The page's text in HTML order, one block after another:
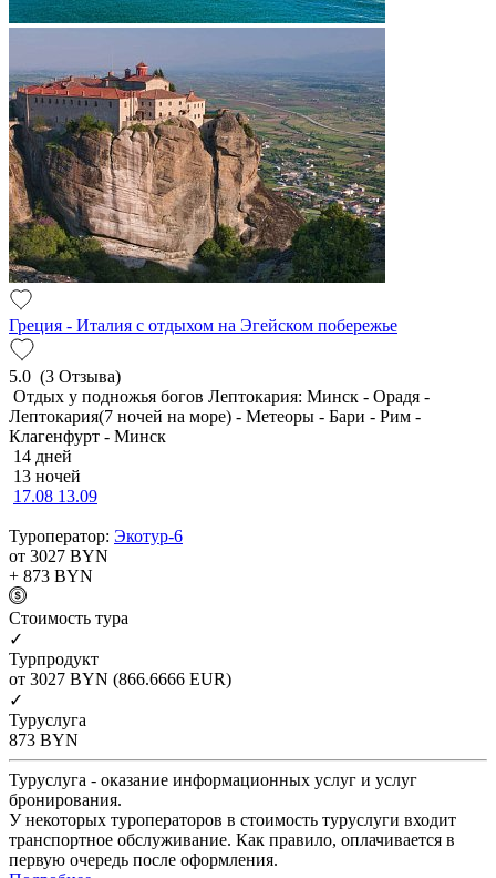
Греция - Италия с отдыхом на Эгейском побережье
5.0 (3 Отзыва)
Отдых у подножья богов Лептокария: Минск - Орадя -
Лептокария(7 ночей на море) - Метеоры - Бари - Рим -
Клагенфурт - Минск
14 дней
13 ночей
17.08 13.09
Туроператор: Экотур-6
от 3027 BYN
+ 873 BYN
Cтоимость тура
✓
Турпродукт
от 3027 BYN (866.6666 EUR)
✓
Туруслуга
873 BYN
Туруслуга - оказание информационных услуг и услуг
бронирования.
У некоторых туроператоров в стоимость туруслуги входит
транспортное обслуживание. Как правило, оплачивается в
первую очередь после оформления.